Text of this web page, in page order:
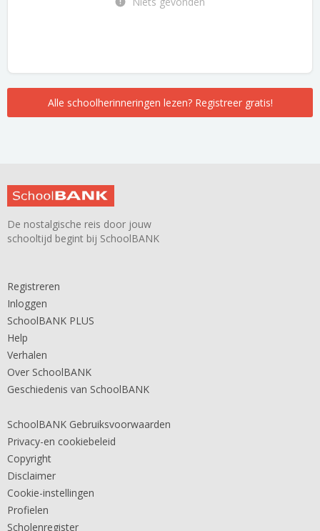
Alle schoolherinneringen lezen? Registreer gratis!
De nostalgische reis door jouw
schooltijd begint bij SchoolBANK
Registreren
Inloggen
SchoolBANK PLUS
Help
Verhalen
Over SchoolBANK
Geschiedenis van SchoolBANK
SchoolBANK Gebruiksvoorwaarden
Privacy-en cookiebeleid
Copyright
Disclaimer
Cookie-instellingen
Profielen
Scholenregister